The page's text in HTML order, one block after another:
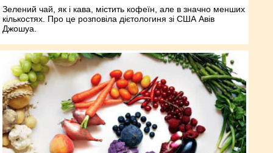
Зелений чай, як і кава, містить кофеїн, але в значно менших
кількостях. Про це розповіла дієтологиня зі США Авів
Джошуа.